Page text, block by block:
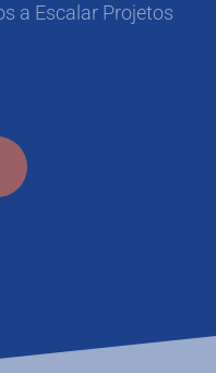
a Escalar Projetos